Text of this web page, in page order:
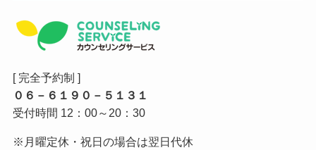
[ 完全予約制 ]
０６－６１９０－５１３１
受付時間 12：00～20：30
※月曜定休・祝日の場合は翌日代休